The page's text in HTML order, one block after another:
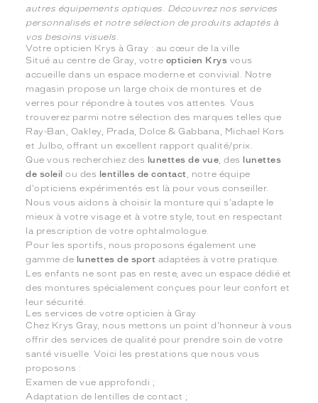
autres équipements optiques. Découvrez nos services
personnalisés et notre sélection de produits adaptés à
vos besoins visuels.
Votre opticien Krys à Gray : au cœur de la ville
Situé au centre de Gray, votre opticien Krys vous
accueille dans un espace moderne et convivial. Notre
magasin propose un large choix de montures et de
verres pour répondre à toutes vos attentes. Vous
trouverez parmi notre sélection des marques telles que
Ray-Ban, Oakley, Prada, Dolce & Gabbana, Michael Kors
et Julbo, offrant un excellent rapport qualité/prix.
Que vous recherchiez des lunettes de vue, des
lunettes
de soleil ou des lentilles de contact, notre équipe
d'opticiens expérimentés est là pour vous conseiller.
Nous vous aidons à choisir la monture qui s'adapte le
mieux à votre visage et à votre style, tout en respectant
la prescription de votre ophtalmologue.
Pour les sportifs, nous proposons également une
gamme de lunettes de sport adaptées à votre pratique.
Les enfants ne sont pas en reste, avec un espace dédié et
des montures spécialement conçues pour leur confort et
leur sécurité.
Les services de votre opticien à Gray
Chez Krys Gray, nous mettons un point d'honneur à vous
offrir des services de qualité pour prendre soin de votre
santé visuelle. Voici les prestations que nous vous
proposons :
Examen de vue approfondi ;
Adaptation de lentilles de contact ;